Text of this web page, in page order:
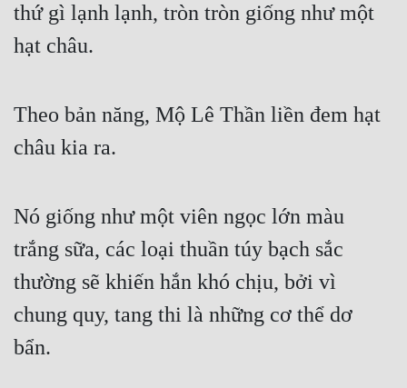
Làm Giàu
Mạt Thế
Ngôn Tình
Ngược
Nữ Cường
Nữ Phụ
Phong Thủy - Tâm Linh
thứ gì lạnh lạnh, tròn tròn giống như một
hạt châu.
Theo bản năng, Mộ Lê Thần liền đem hạt
châu kia ra.
Nó giống như một viên ngọc lớn màu
trắng sữa, các loại thuần túy bạch sắc
thường sẽ khiến hắn khó chịu, bởi vì
chung quy, tang thi là những cơ thể dơ
bẩn.